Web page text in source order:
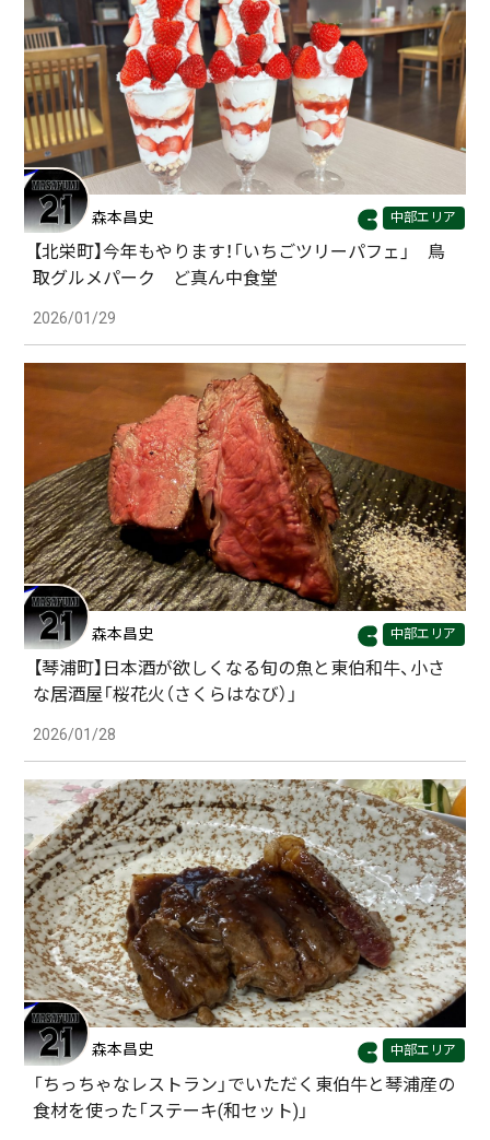
森本昌史 中部エリア
【北栄町】今年もやります！「いちごツリーパフェ」 鳥
取グルメパーク ど真ん中食堂
2026/01/29
森本昌史 中部エリア
【琴浦町】日本酒が欲しくなる旬の魚と東伯和牛、小さ
な居酒屋「桜花火（さくらはなび）」
2026/01/28
森本昌史 中部エリア
「ちっちゃなレストラン」でいただく東伯牛と琴浦産の
食材を使った「ステーキ(和セット)」